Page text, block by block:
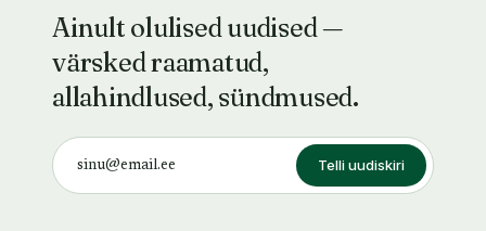
Ainult olulised uudised —
värsked raamatud,
allahindlused, sündmused.
Telli uudiskiri